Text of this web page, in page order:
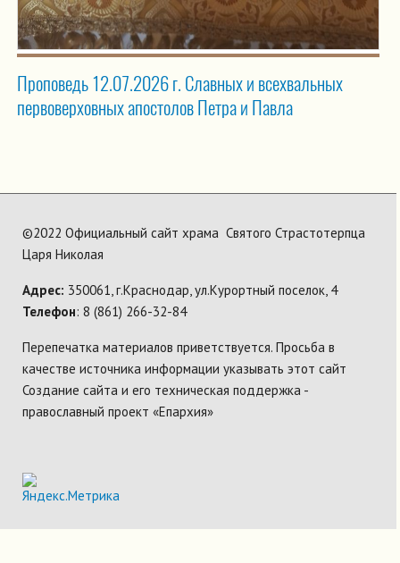
Проповедь 12.07.2026 г. Славных и всехвальных
первоверховных апостолов Петра и Павла
©2022 Официальный сайт храма Святого Страстотерпца
Царя Николая
Адрес: 350061, г.Краснодар, ул.Курортный поселок, 4
Телефон: 8 (861) 266-32-84
Перепечатка материалов приветствуется. Просьба в
качестве источника информации указывать этот сайт
Создание сайта и его техническая поддержка -
православный проект «Епархия»